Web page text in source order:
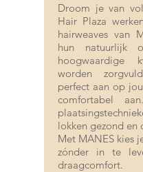
Droom je van
Hair Plaza
hairweaves van
hun natuurlijk
hoogwaardige
worden
perfect aan op
comfortabel
lokken gezond en
Met MANES kies
zónder in te
draagcomfort.